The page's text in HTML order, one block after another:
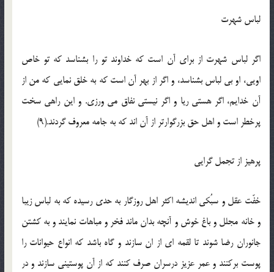
لباس شهرت
اگر لباس شهرت از براي آن است که خداوند تو را بشناسد که تو خاص
اويي، او بي لباس بشناسد، و اگر از بهر آن است که به خلق نمايي که من از
آن خدايم، اگر هستي ريا و اگر نيستي نفاق مي ورزي. و اين راهي سخت
پرخطر است و اهل حق بزرگوارتر از آن اند که به جامه معروف گردند.(9)
پرهيز از تجمل گرايي
خفّت عقل و سبُکي انديشه اکثر اهل روزگار به حدي رسيده که به لباس زيبا
و خانه مجلل و باغ خوش و آنچه بدان ماند فخر و مباهات نمايند و به کشتن
جانوران رضا شوند تا لقمه اي از ان سازند و گاه باشد که انواع حيوانات را
پوست برکنند و عمر عزيز درسران صرف کنند که از آن پوستيني سازند و در